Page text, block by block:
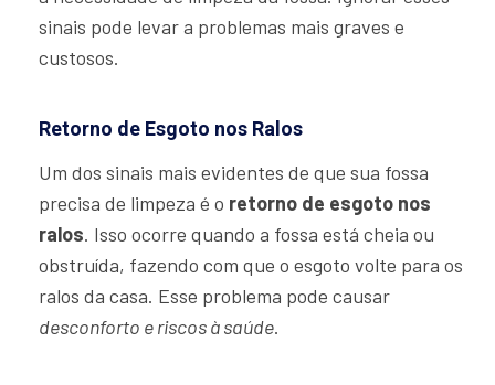
sinais pode levar a problemas mais graves e
custosos.
Retorno de Esgoto nos Ralos
Um dos sinais mais evidentes de que sua fossa
precisa de limpeza é o retorno de esgoto nos
ralos. Isso ocorre quando a fossa está cheia ou
obstruída, fazendo com que o esgoto volte para os
ralos da casa. Esse problema pode causar
desconforto e riscos à saúde.